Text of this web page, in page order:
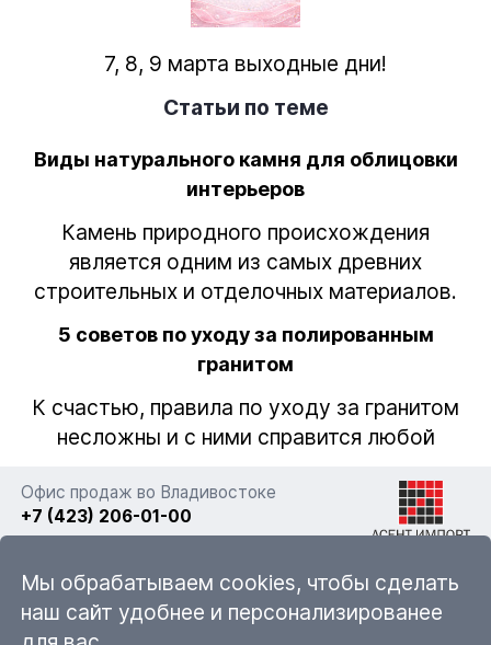
7, 8, 9 марта выходные дни!
Статьи по теме
Виды натурального камня для облицовки
интерьеров
Камень природного происхождения
является одним из самых древних
строительных и отделочных материалов.
5 советов по уходу за полированным
гранитом
К счастью, правила по уходу за гранитом
несложны и с ними справится любой
Офис продаж во Владивостоке
+7 (423) 206-01-00
Мы обрабатываем cookies, чтобы сделать
наш сайт удобнее и персонализированее